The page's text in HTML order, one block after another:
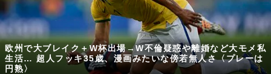
欧州で大ブレイク＋W杯出場→W不倫疑惑や離婚など大モメ私
生活… 超人フッキ35歳、漫画みたいな傍若無人さ〈プレーは
円熟〉